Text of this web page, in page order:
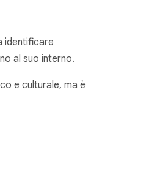
identificare
al suo interno.
e culturale, ma è